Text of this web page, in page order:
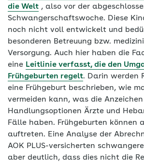
die Welt , also vor der
Schwangerschaftswoche. Diese
noch nicht voll entwickelt und
besonderen Betreuung bzw.
Versorgung. Auch hier haben die
eine Leitlinie verfasst, die den
Frühgeburten regelt. Darin werden
eine Frühgeburt beschrieben, wie
vermeiden kann, was die
Handlungsoptionen Ärzte und
Fälle haben. Frühgeburten können
auftreten. Eine Analyse der
AOK PLUS-versicherten
aber deutlich, dass dies nicht die